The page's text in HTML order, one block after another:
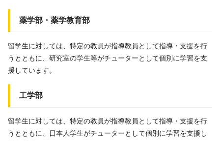
薬学部・薬学教育部
留学生に対しては、特定の教員が指導教員として指導・支援を行
うとともに、研究室の学生等がチューターとして個別に学習を支
援しています。
工学部
留学生に対しては、特定の教員が指導教員として指導・支援を行
うとともに、日本人学生がチューターとして個別に学習を支援し